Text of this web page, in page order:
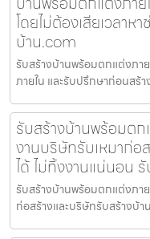
โดยไม่ต้องเสียเวลาห
บ้าน.com
รับสร้างบ้านพร้อมตกแต่งภา
ภายใน และรับปรึกษาก่อนสร้า
รับสร้างบ้านพร้อมต
งานบริษัทรับเหมาก่อ
ได้ ไม่ทิ้งงานแน่นอน
รับสร้างบ้านพร้อมตกแต่งภา
ก่อสร้างและบริษัทรับสร้างบ้า